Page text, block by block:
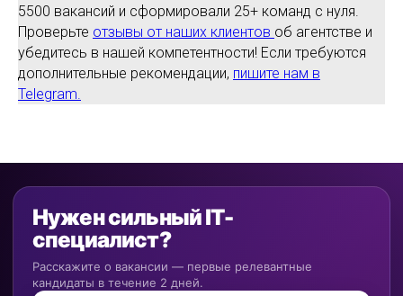
5500 вакансий и сформировали 25+ команд с нуля.
Проверьте отзывы от наших клиентов об агентстве и
убедитесь в нашей компетентности! Если требуются
дополнительные рекомендации, пишите нам в
Telegram.
Нужен сильный IT-
специалист?
Расскажите о вакансии — первые релевантные
кандидаты в течение 2 дней.